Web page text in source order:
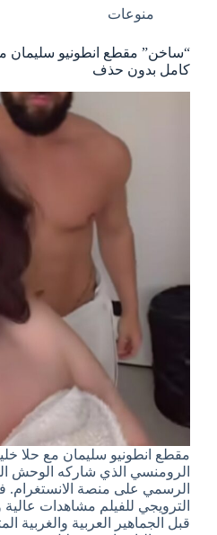
منوعات
كامل بدون حذف
مقطع انطونيو سليمان مع حلا
الرومنسي الذي شاركه الوحش
الرسمي على منصة الانستغرام.
الترويجي للفيلم مشاهدات
قبل الجماهير العربية والغربية